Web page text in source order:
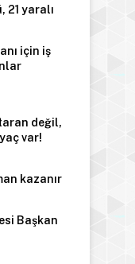
21 yaralı
için iş
değil,
var!
kazanır
Başkan